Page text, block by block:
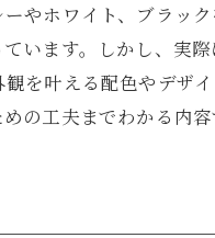
やホワイト、ブラッ
います。しかし、実
を叶える配色やデザ
の工夫までわかる内